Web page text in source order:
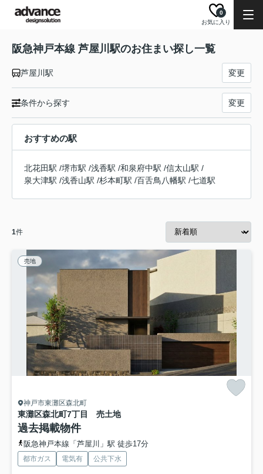
お気に入り
0
阪急神戸本線 芦屋川駅のお住まい探し一覧
芦屋川駅 変更
条件から探す 変更
おすすめの駅
北花田駅 /堺市駅 /浅香駅 /和泉府中駅 /信太山駅 /
泉大津駅 /浅香山駅 /杉本町駅 /百舌鳥八幡駅 /七道駅
1件
売地
神戸市東灘区森北町
東灘区森北町7丁目 売土地
過去掲載物件
阪急神戸本線「芦屋川」駅 徒歩17分
都市ガス 電気有 公共下水